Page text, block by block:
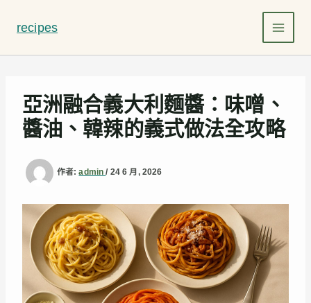
要
recipes
亞洲融合義大利麵醬：味噌、
醬油、韓辣的義式做法全攻略
作者:admin/ 24 6 月, 2026